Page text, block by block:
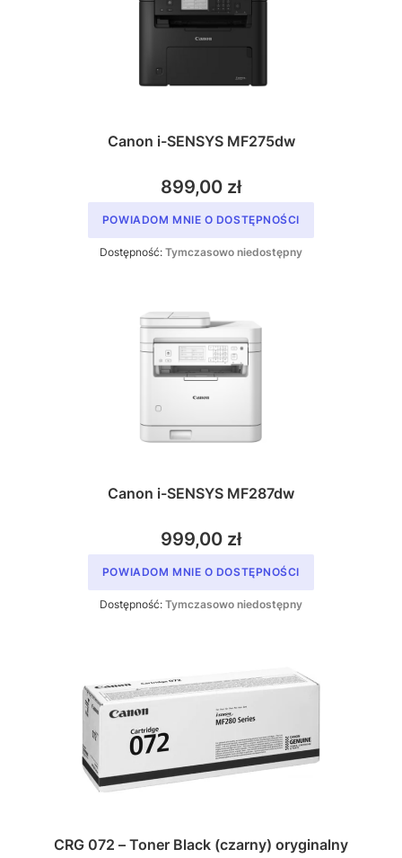
Canon i-SENSYS MF275dw
899,00 zł
POWIADOM MNIE O DOSTĘPNOŚCI
Dostępność: Tymczasowo niedostępny
Canon i-SENSYS MF287dw
999,00 zł
POWIADOM MNIE O DOSTĘPNOŚCI
Dostępność: Tymczasowo niedostępny
CRG 072 – Toner Black (czarny) oryginalny